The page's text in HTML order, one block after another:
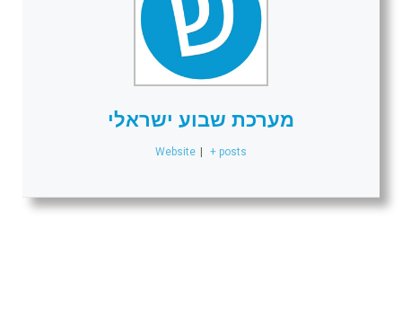
מערכת שבוע ישראלי
Website + posts